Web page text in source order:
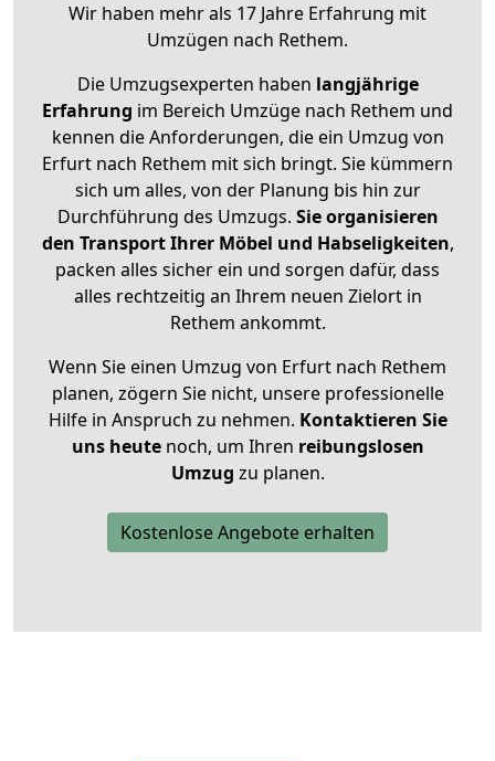
Wir haben mehr als 17 Jahre Erfahrung mit
Umzügen nach Rethem.
Die Umzugsexperten haben langjährige
Erfahrung im Bereich Umzüge nach Rethem und
kennen die Anforderungen, die ein Umzug von
Erfurt nach Rethem mit sich bringt. Sie kümmern
sich um alles, von der Planung bis hin zur
Durchführung des Umzugs. Sie organisieren
den Transport Ihrer Möbel und Habseligkeiten,
packen alles sicher ein und sorgen dafür, dass
alles rechtzeitig an Ihrem neuen Zielort in
Rethem ankommt.
Wenn Sie einen Umzug von Erfurt nach Rethem
planen, zögern Sie nicht, unsere professionelle
Hilfe in Anspruch zu nehmen. Kontaktieren Sie
uns heutenoch, um Ihren reibungslosen
Umzug zu planen.
Kostenlose Angebote erhalten